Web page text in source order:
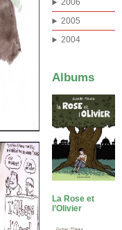
2006
2005
2004
Albums
La Rose et
l’Olivier